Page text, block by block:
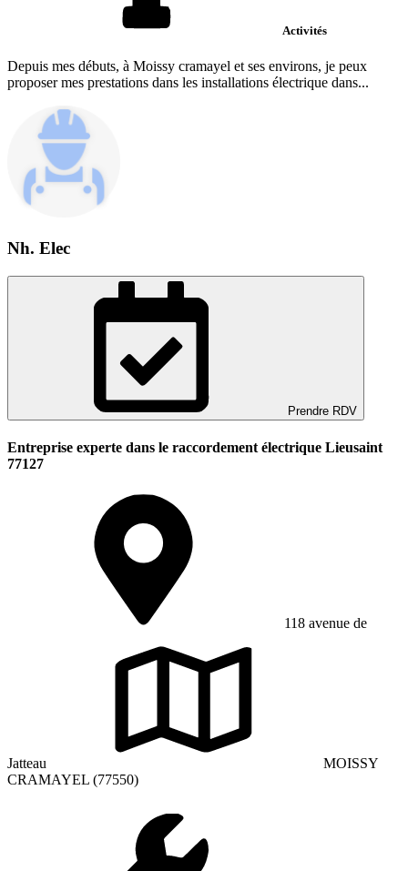
Activités
Depuis mes débuts, à Moissy cramayel et ses environs, je peux
proposer mes prestations dans les installations électrique dans...
Nh. Elec
Prendre RDV
Entreprise experte dans le raccordement électrique Lieusaint
77127
118 avenue de
Jatteau
MOISSY
CRAMAYEL (77550)